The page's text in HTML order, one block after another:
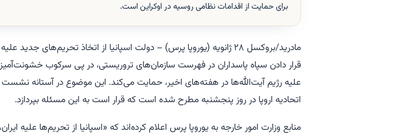
برای حمایت از اقدامات نظامی روسیه در اوکراین است.
مادرید/بروکسل ۲۸ ژانویه (یوروپا پرس) – دولت اسپانیا از اتخاذ تحریم‌های جدید
قرار دادن سپاه پاسداران در فهرست سازمان‌های تروریستی، در پی سرکوب
علیه رژیم آیت‌الله‌ها در هفته‌های اخیر، حمایت می‌کند. این موضوع در آستانه نشست
اتحادیه اروپا در روز پنجشنبه مطرح شده است که قرار است به این مسئله بپردازد.
منابع وزارت امور خارجه به یوروپا پرس اعلام کرده‌اند که «اسپانیا از تحریم‌ها علیه